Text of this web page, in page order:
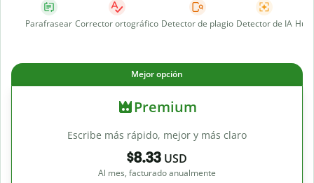
Parafrasear Corrector ortográfico Detector de plagio Detector de IA
Mejor opción
Premium
Escribe más rápido, mejor y más claro
$8.33 USD
Al mes, facturado anualmente